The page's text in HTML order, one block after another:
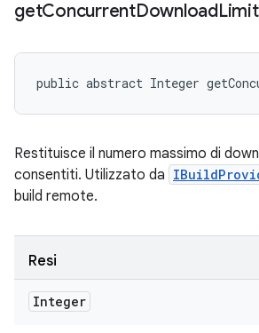
getConcurrentDownloadLimit
public abstract Integer
Restituisce il numero massimo di
consentiti. Utilizzato da
build remote.
Resi
Integer